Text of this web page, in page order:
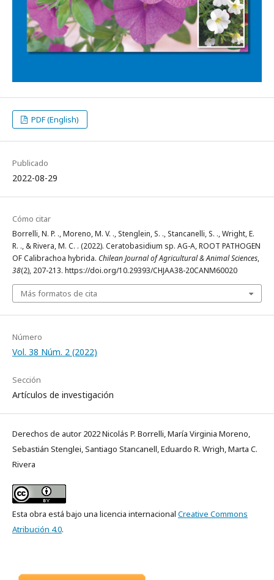
PDF (English)
Publicado
2022-08-29
Cómo citar
Borrelli, N. P. ., Moreno, M. V. ., Stenglein, S. ., Stancanelli, S. ., Wright, E.
R. ., & Rivera, M. C. . (2022). Ceratobasidium sp. AG-A, ROOT PATHOGEN
OF Calibrachoa hybrida. Chilean Journal of Agricultural & Animal Sciences,
38(2), 207-213. https://doi.org/10.29393/CHJAA38-20CANM60020
Más formatos de cita
Número
Vol. 38 Núm. 2 (2022)
Sección
Artículos de investigación
Derechos de autor 2022 Nicolás P. Borrelli, María Virginia Moreno,
Sebastián Stenglei, Santiago Stancanell, Eduardo R. Wrigh, Marta C.
Rivera
Esta obra está bajo una licencia internacional Creative Commons
Atribución 4.0.